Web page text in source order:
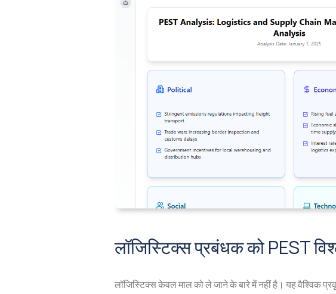
लॉजिस्टिक्स प्रबंधक को PEST
लॉजिस्टिक्स केवल माल को ले जाने के बारे में नहीं है। यह वैश्विक